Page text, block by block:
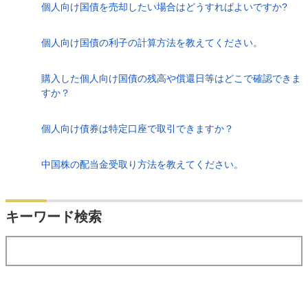
個人向け国債を売却したい場合はどうすればよいですか?
個人向け国債の利子の計算方法を教えてください。
購入した個人向け国債の残高や償還日等はどこで確認できま
すか？
個人向け債券は特定口座で取引できますか？
中国株の配当金受取り方法を教えてください。
キーワード検索